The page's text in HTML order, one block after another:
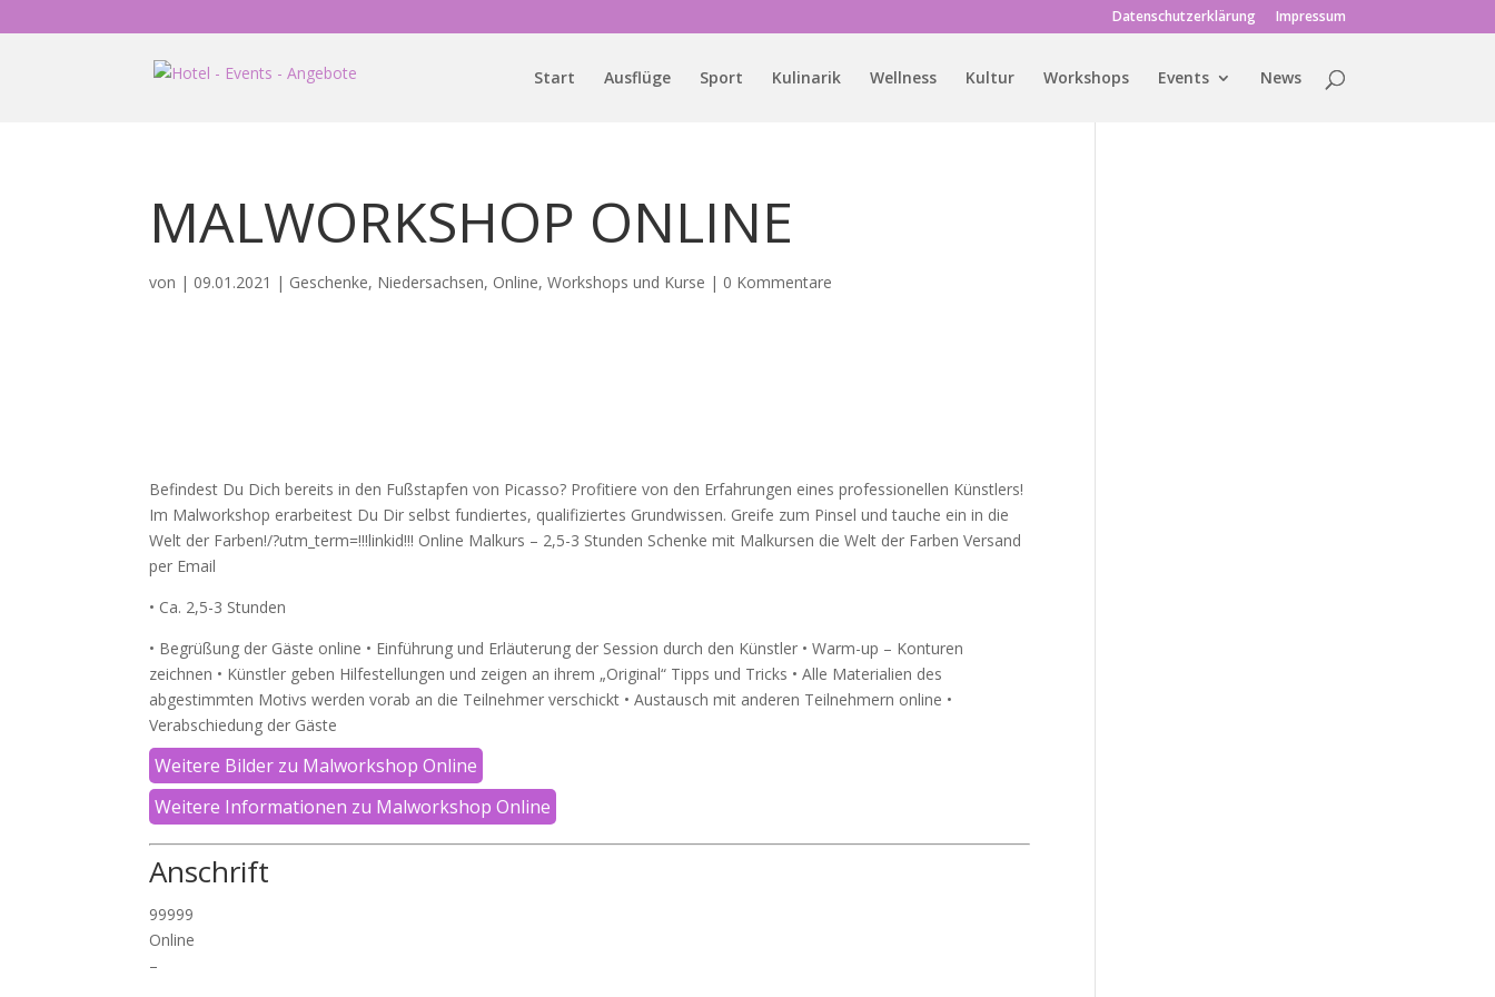
Datenschutzerklärung Impressum
Start Ausflüge Sport Kulinarik Wellness Kultur Workshops Events News
MALWORKSHOP ONLINE
von | 09.01.2021 | Geschenke, Niedersachsen, Online,Workshops und Kurse | 0 Kommentare
Befindest Du Dich bereits in den Fußstapfen von Picasso? Profitiere von den Erfahrungen eines professionellen Künstlers!
Im Malworkshop erarbeitest Du Dir selbst fundiertes, qualifiziertes Grundwissen. Greife zum Pinsel und tauche ein in die
Welt der Farben!/?utm_term=!!!linkid!!! Online Malkurs – 2,5-3 Stunden Schenke mit Malkursen die Welt der Farben Versand
per Email
• Ca. 2,5-3 Stunden
• Begrüßung der Gäste online • Einführung und Erläuterung der Session durch den Künstler • Warm-up – Konturen
zeichnen • Künstler geben Hilfestellungen und zeigen an ihrem „Original“ Tipps und Tricks • Alle Materialien des
abgestimmten Motivs werden vorab an die Teilnehmer verschickt • Austausch mit anderen Teilnehmern online •
Verabschiedung der Gäste
Weitere Bilder zu Malworkshop Online
Weitere Informationen zu Malworkshop Online
Anschrift
99999
Online
–